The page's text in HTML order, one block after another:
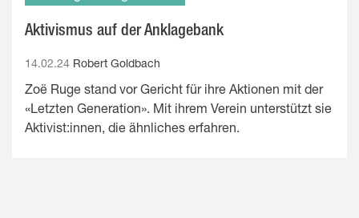
Aktivismus auf der Anklagebank
14.02.24 Robert Goldbach
Zoë Ruge stand vor Gericht für ihre Aktionen mit der
«Letzten Generation». Mit ihrem Verein unterstützt sie
Aktivist:innen, die ähnliches erfahren.